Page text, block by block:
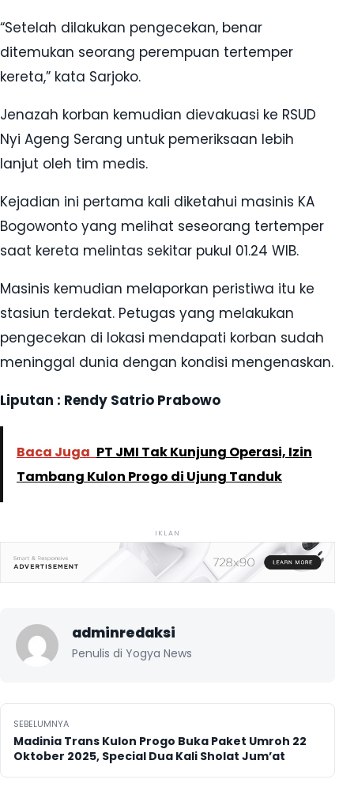
“Setelah dilakukan pengecekan, benar
ditemukan seorang perempuan tertemper
kereta,” kata Sarjoko.
Jenazah korban kemudian dievakuasi ke RSUD
Nyi Ageng Serang untuk pemeriksaan lebih
lanjut oleh tim medis.
Kejadian ini pertama kali diketahui masinis KA
Bogowonto yang melihat seseorang tertemper
saat kereta melintas sekitar pukul 01.24 WIB.
Masinis kemudian melaporkan peristiwa itu ke
stasiun terdekat. Petugas yang melakukan
pengecekan di lokasi mendapati korban sudah
meninggal dunia dengan kondisi mengenaskan.
Liputan : Rendy Satrio Prabowo
Baca Juga PT JMI Tak Kunjung Operasi, Izin
Tambang Kulon Progo di Ujung Tanduk
IKLAN
adminredaksi
Penulis di Yogya News
Navigasi pos
SEBELUMNYA
Madinia Trans Kulon Progo Buka Paket Umroh 22
Oktober 2025, Special Dua Kali Sholat Jum’at